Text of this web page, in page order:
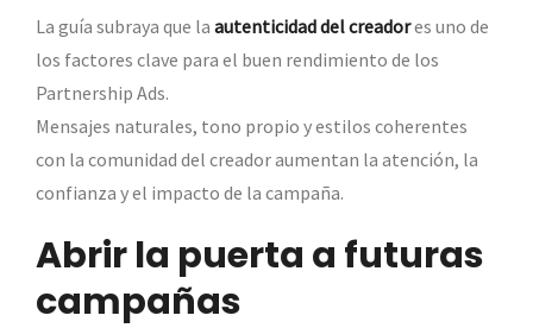
La guía subraya que la autenticidad del creadores uno de
los factores clave para el buen rendimiento de los
Partnership Ads.
Mensajes naturales, tono propio y estilos coherentes
con la comunidad del creador aumentan la atención, la
confianza y el impacto de la campaña.
Abrir la puerta a futuras
campañas